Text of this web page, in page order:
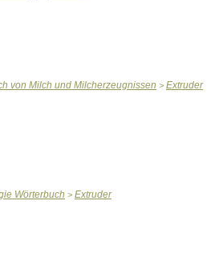
von Milch und Milcherzeugnissen > Extruder
Wörterbuch > Extruder